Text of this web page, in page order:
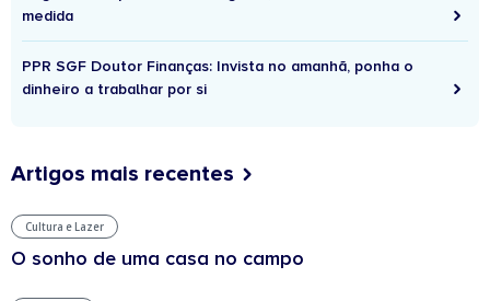
medida
PPR SGF Doutor Finanças: Invista no amanhã, ponha o
dinheiro a trabalhar por si
Artigos mais recentes
Cultura e Lazer
O sonho de uma casa no campo